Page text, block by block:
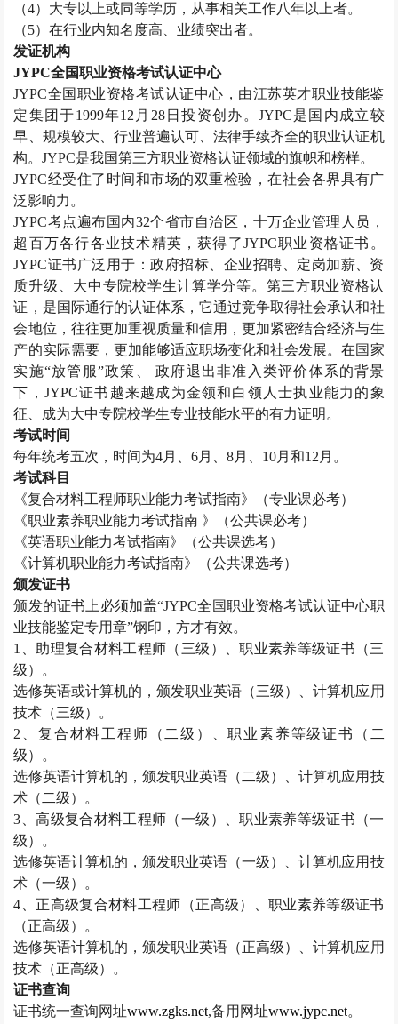
（4）大专以上或同等学历，从事相关工作八年以上者。
（5）在行业内知名度高、业绩突出者。
发证机构
JYPC全国职业资格考试认证中心
JYPC全国职业资格考试认证中心，由江苏英才职业技能鉴
定集团于1999年12 月 28日投资创办。 JYPC是国内成立较
早、规模较大、行业普遍认可、法律手续齐全的职业认证机
构。JYPC是我国第三方职业资格认证领域的旗帜和榜样。
JYPC经受住了时间和市场的双重检验，在社会各界具有广
泛影响力。
JYPC考点遍布国内32个省市自治区，十万企业管理人员，
超百万各行各业技术精英，获得了JYPC职业资格证书。
JYPC证书广泛用于：政府招标、企业招聘、定岗加薪、资
质升级、大中专院校学生计算学分等。第三方职业资格认
证，是国际通行的认证体系，它通过竞争取得社会承认和社
会地位，往往更加重视质量和信用，更加紧密结合经济与生
产的实际需要，更加能够适应职场变化和社会发展。在国家
实施“放管服”政策、 政府退出非准入类评价体系的背景
下， JYPC证书越来越成为金领和白领人士执业能力的象
征、成为大中专院校学生专业技能水平的有力证明。
考试时间
每年统考五次，时间为4月、6月、8月、 10月和12 月。
考试科目
《复合材料工程师职业能力考试指南》（专业课必考）
《职业素养职业能力考试指南 》（公共课必考）
《英语职业能力考试指南》（公共课选考）
《计算机职业能力考试指南》（公共课选考）
颁发证书
颁发的证书上必须加盖“JYPC全国职业资格考试认证中心职
业技能鉴定专用章”钢印，方才有效。
1
、助理复合材料工程师（三级）、职业素养等级证书（三
级）。
选修英语或计算机的，颁发职业英语（三级）、计算机应用
技术（三级）。
2 、复合材料工程师（二级）、职业素养等级证书（二
级）。
选修英语计算机的，颁发职业英语（二级）、计算机应用技
术（二级）。
3 、高级复合材料工程师（一级）、职业素养等级证书（一
级）。
选修英语计算机的，颁发职业英语（一级）、计算机应用技
术（一级）。
4 、正高级复合材料工程师（正高级）、职业素养等级证书
（正高级）。
选修英语计算机的，颁发职业英语（正高级）、计算机应用
技术（正高级）。
证书查询
证书统一查询网址www.zgks.net,备用网址www.jypc.net。